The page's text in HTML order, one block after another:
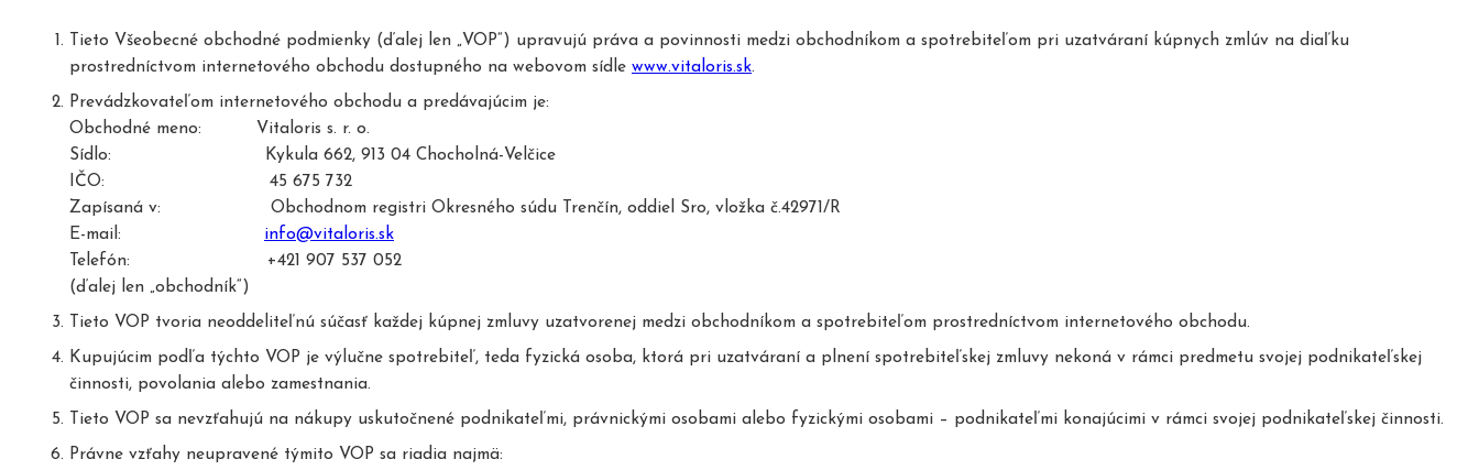
Tieto Všeobecné obchodné podmienky (ďalej len „VOP“) upravujú práva a povinnosti medzi obchodníkom a spotrebiteľom pri uzatváraní kúpnych zmlúv na diaľku
prostredníctvom internetového obchodu dostupného na webovom sídle www.vitaloris.sk.
Prevádzkovateľom internetového obchodu a predávajúcim je:
Obchodné meno: Vitaloris s. r. o.
Sídlo: Kykula 662, 913 04 Chocholná-Velčice
IČO: 45 675 732
Zapísaná v: Obchodnom registri Okresného súdu Trenčín, oddiel Sro, vložka č.42971/R
E-mail: info@vitaloris.sk
Telefón: +421 907 537 052
(ďalej len „obchodník“)
Tieto VOP tvoria neoddeliteľnú súčasť každej kúpnej zmluvy uzatvorenej medzi obchodníkom a spotrebiteľom prostredníctvom internetového obchodu.
Kupujúcim podľa týchto VOP je výlučne spotrebiteľ, teda fyzická osoba, ktorá pri uzatváraní a plnení spotrebiteľskej zmluvy nekoná v rámci predmetu svojej podnikateľskej
činnosti, povolania alebo zamestnania.
Tieto VOP sa nevzťahujú na nákupy uskutočnené podnikateľmi, právnickými osobami alebo fyzickými osobami – podnikateľmi konajúcimi v rámci svojej podnikateľskej činnosti.
Právne vzťahy neupravené týmito VOP sa riadia najmä: